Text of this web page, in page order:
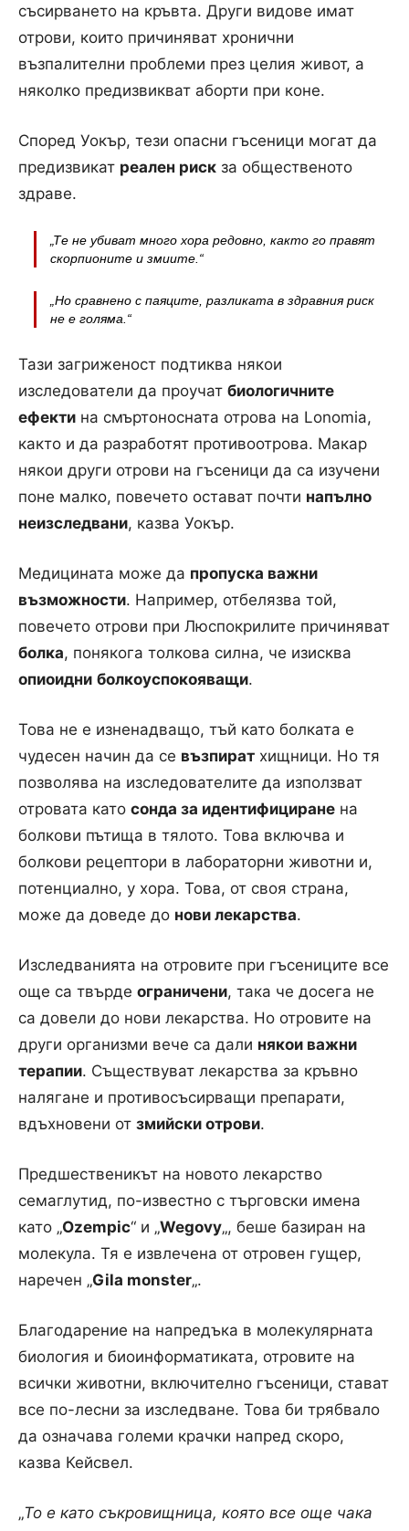
съсирването на кръвта. Други видове имат
отрови, които причиняват хронични
възпалителни проблеми през целия живот, а
няколко предизвикват аборти при коне.
Според Уокър, тези опасни гъсеници могат да
предизвикат реален риск за общественото
здраве.
„Те не убиват много хора редовно, както го правят
скорпионите и змиите.“
„Но сравнено с паяците, разликата в здравния риск
не е голяма.“
Тази загриженост подтиква някои
изследователи да проучат биологичните
ефекти на смъртоносната отрова на Lonomia,
както и да разработят противоотрова. Макар
някои други отрови на гъсеници да са изучени
поне малко, повечето остават почти напълно
неизследвани, казва Уокър.
Медицината може да пропуска важни
възможности. Например, отбелязва той,
повечето отрови при Люспокрилите причиняват
болка, понякога толкова силна, че изисква
опиоидни болкоуспокояващи.
Това не е изненадващо, тъй като болката е
чудесен начин да се възпират хищници. Но тя
позволява на изследователите да използват
отровата като сонда за идентифициране на
болкови пътища в тялото. Това включва и
болкови рецептори в лабораторни животни и,
потенциално, у хора. Това, от своя страна,
може да доведе до нови лекарства.
Изследванията на отровите при гъсениците все
още са твърде ограничени, така че досега не
са довели до нови лекарства. Но отровите на
други организми вече са дали някои важни
терапии. Съществуват лекарства за кръвно
налягане и противосъсирващи препарати,
вдъхновени от змийски отрови.
Предшественикът на новото лекарство
семаглутид, по-известно с търговски имена
като „Ozempic“ и „Wegovy„, беше базиран на
молекула. Тя е извлечена от отровен гущер,
наречен „Gila monster„.
Благодарение на напредъка в молекулярната
биология и биоинформатиката, отровите на
всички животни, включително гъсеници, стават
все по-лесни за изследване. Това би трябвало
да означава големи крачки напред скоро,
казва Кейсвел.
„То е като съкровищница, която все още чака